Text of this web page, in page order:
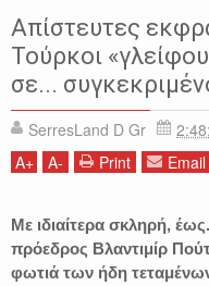
ΒΛΑΝΤΙΜΙΡ ΠΟΥΤΙΝ
Απίστευτες
Τούρκοι
σε...
SerresLand D Gr
A+ A- Print Email
Με ιδιαίτερα σκληρή,
πρόεδρος Βλαντιμίρ
φωτιά των ήδη